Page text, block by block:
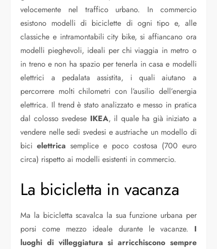
velocemente nel traffico urbano. In commercio
esistono modelli di biciclette di ogni tipo e, alle
classiche e intramontabili city bike, si affiancano ora
modelli pieghevoli, ideali per chi viaggia in metro o
in treno e non ha spazio per tenerla in casa e modelli
elettrici a pedalata assistita, i quali aiutano a
percorrere molti chilometri con l’ausilio dell’energia
elettrica. Il trend è stato analizzato e messo in pratica
dal colosso svedese IKEA, il quale ha già iniziato a
vendere nelle sedi svedesi e austriache un modello di
bicielettrica semplice e poco costosa (700 euro
circa) rispetto ai modelli esistenti in commercio.
La bicicletta in vacanza
Ma la bicicletta scavalca la sua funzione urbana per
porsi come mezzo ideale durante le vacanze. I
luoghi di villeggiatura si arricchiscono sempre